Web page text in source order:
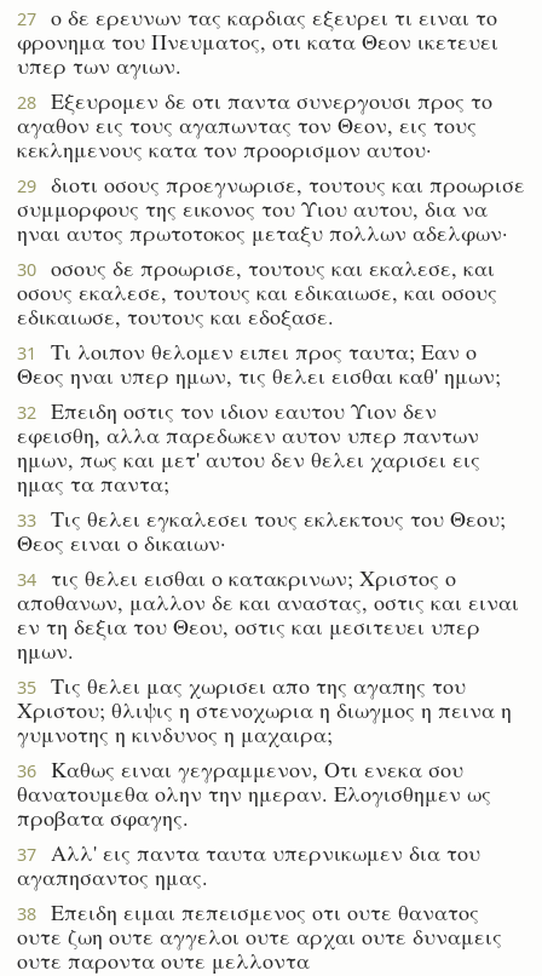
27
ο δε ερευνων τας καρδιας εξευρει τι ειναι το
φρονημα του Πνευματος, οτι κατα Θεον ικετευει
υπερ των αγιων.
28
Εξευρομεν δε οτι παντα συνεργουσι προς το
αγαθον εις τους αγαπωντας τον Θεον, εις τους
κεκλημενους κατα τον προορισμον αυτου·
29
διοτι οσους προεγνωρισε, τουτους και προωρισε
συμμορφους της εικονος του Υιου αυτου, δια να
ηναι αυτος πρωτοτοκος μεταξυ πολλων αδελφων·
30
οσους δε προωρισε, τουτους και εκαλεσε, και
οσους εκαλεσε, τουτους και εδικαιωσε, και οσους
εδικαιωσε, τουτους και εδοξασε.
31
Τι λοιπον θελομεν ειπει προς ταυτα; Εαν ο
Θεος ηναι υπερ ημων, τις θελει εισθαι καθ' ημων;
32
Επειδη οστις τον ιδιον εαυτου Υιον δεν
εφεισθη, αλλα παρεδωκεν αυτον υπερ παντων
ημων, πως και μετ' αυτου δεν θελει χαρισει εις
ημας τα παντα;
33
Τις θελει εγκαλεσει τους εκλεκτους του Θεου;
Θεος ειναι ο δικαιων·
34
τις θελει εισθαι ο κατακρινων; Χριστος ο
αποθανων, μαλλον δε και αναστας, οστις και ειναι
εν τη δεξια του Θεου, οστις και μεσιτευει υπερ
ημων.
35
Τις θελει μας χωρισει απο της αγαπης του
Χριστου; θλιψις η στενοχωρια η διωγμος η πεινα η
γυμνοτης η κινδυνος η μαχαιρα;
36
Καθως ειναι γεγραμμενον, Οτι ενεκα σου
θανατουμεθα ολην την ημεραν. Ελογισθημεν ως
προβατα σφαγης.
37
Αλλ' εις παντα ταυτα υπερνικωμεν δια του
αγαπησαντος ημας.
38
Επειδη ειμαι πεπεισμενος οτι ουτε θανατος
ουτε ζωη ουτε αγγελοι ουτε αρχαι ουτε δυναμεις
ουτε παροντα ουτε μελλοντα